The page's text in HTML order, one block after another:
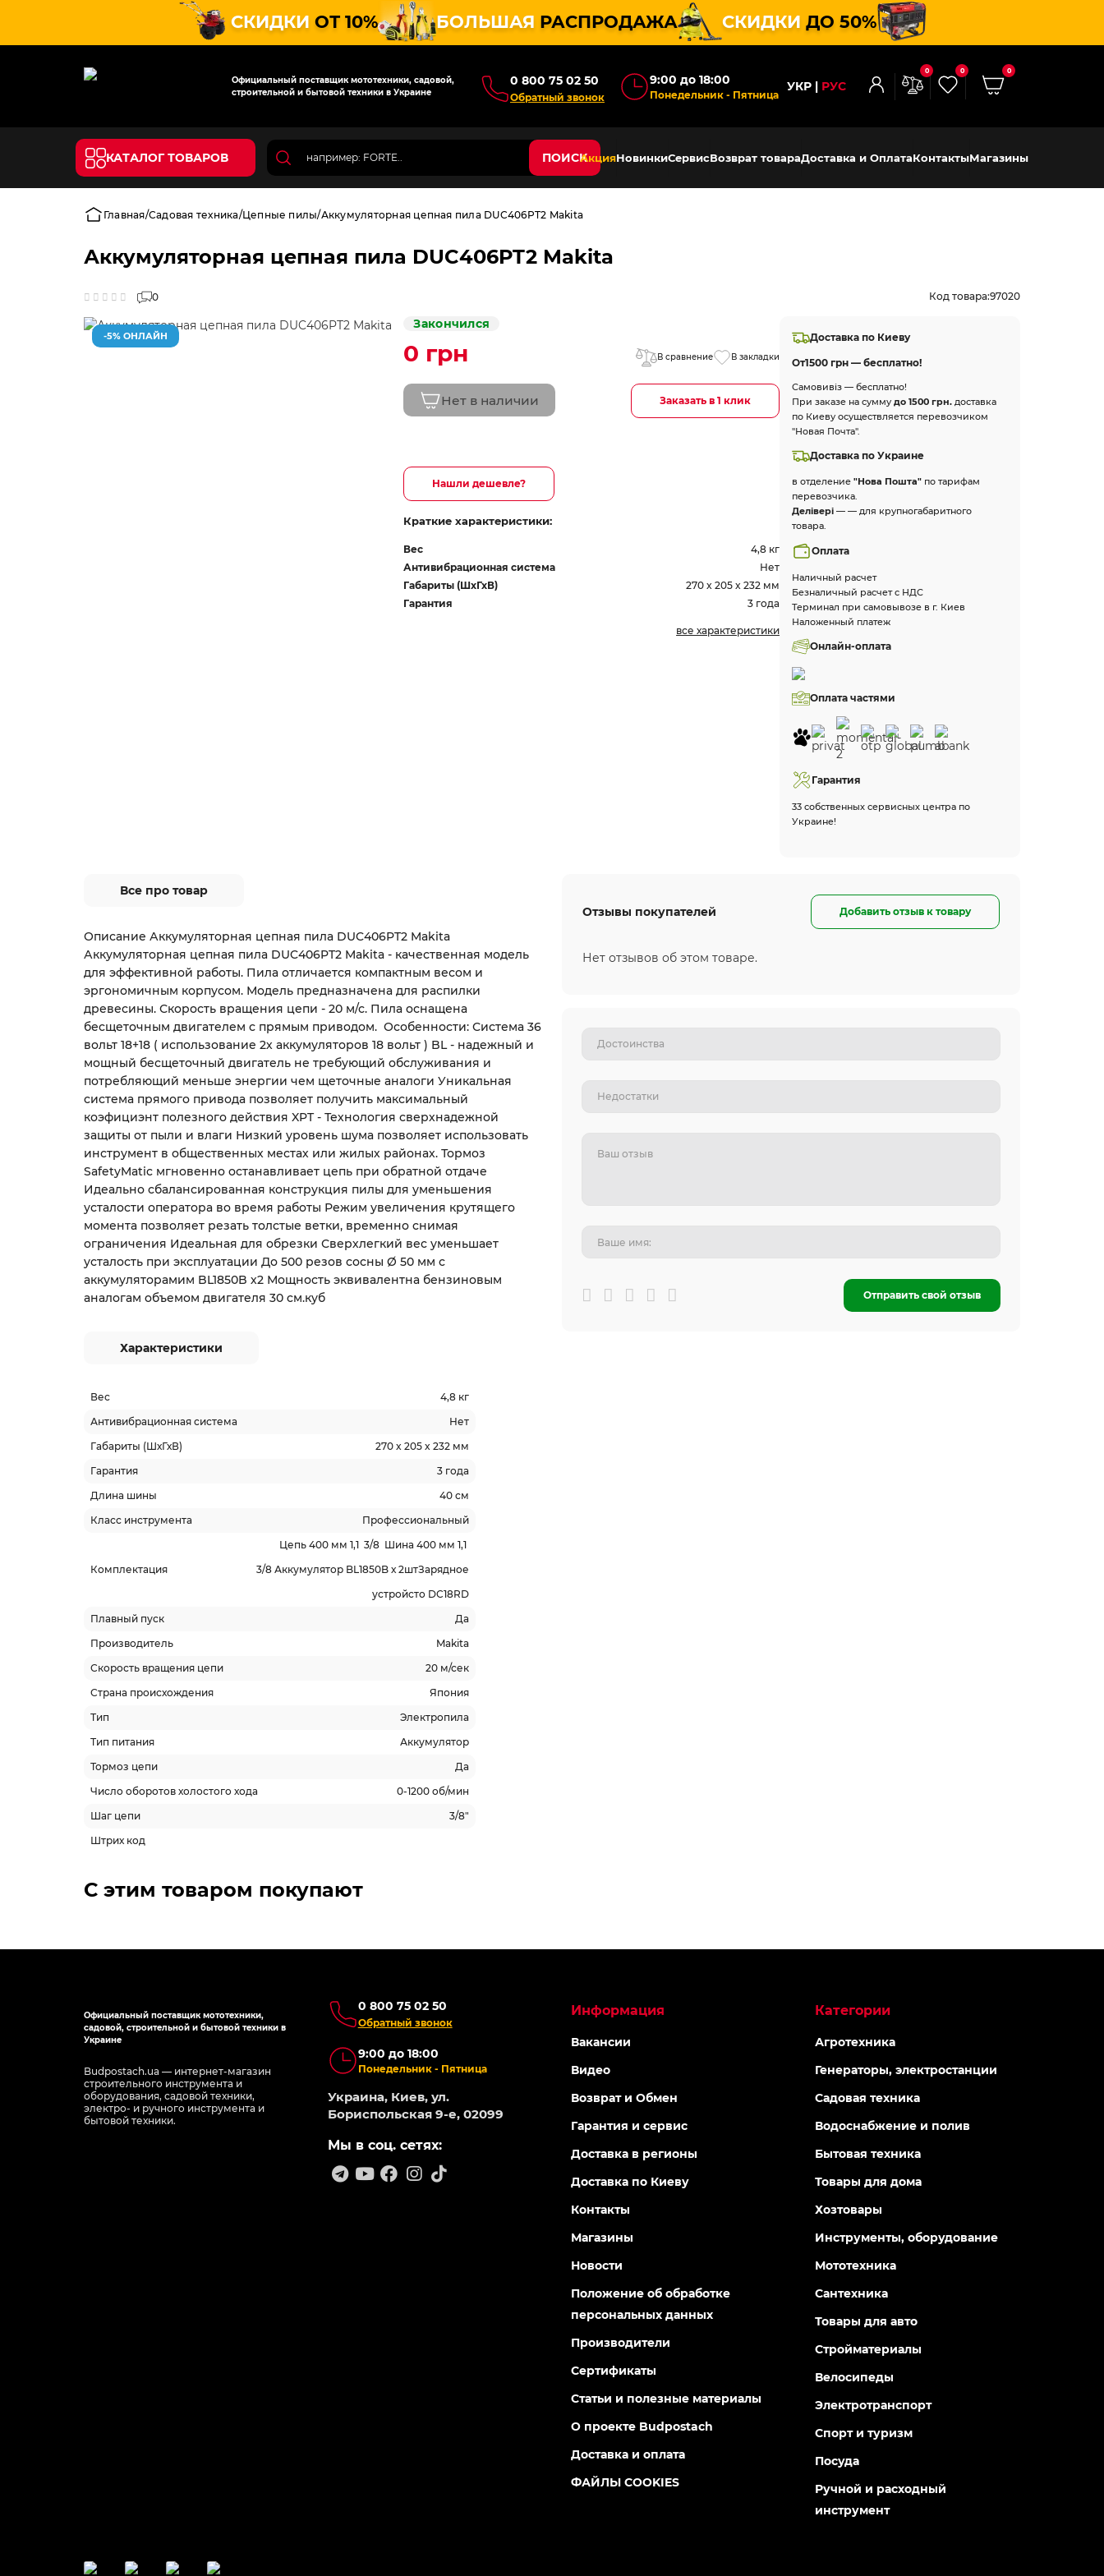
СКИДКИ ОТ 10% БОЛЬШАЯ РАСПРОДАЖА СКИДКИ ДО 50%
Официальный поставщик мототехники, садовой,
строительной и бытовой техники в Украине
0 800 75 02 50
Обратный звонок
9:00 до 18:00
Понедельник - Пятница
УКР РУС
0 0 0
КАТАЛОГ ТОВАРОВ ПОИСКАкцияНовинкиСервисВозврат товараДоставка и ОплатаКонтактыМагазины
Главная Садовая техника Цепные пилы Аккумуляторная цепная пила DUC406PT2 Makita
Аккумуляторная цепная пила DUC406PT2 Makita
0 Код товара:97020
-5% ОНЛАЙН
Закончился
0 грн В сравнение В закладки
Нет в наличии Заказать в 1 клик
Нашли дешевле?
Краткие характеристики:
Вес
4,8 кг
Антивибрационная система
Нет
Габариты (ШхГхВ)
270 x 205 x 232 мм
Гарантия
3 года
все характеристики
Доставка по Киеву
От1500 грн — бесплатно!
Самовивіз — бесплатно!
При заказе на суммудо 1500 грн. доставка
по Киеву осуществляется перевозчиком
"Новая Почта".
Доставка по Украине
в отделение"Нова Пошта" по тарифам
перевозчика.
Делівері — — для крупногабаритного
товара.
Оплата
Наличный расчет
Безналичный расчет с НДС
Терминал при самовывозе в г. Киев
Наложенный платеж
Онлайн-оплата
Оплата частями
Гарантия
33 собственных сервисных центра по
Украине!
Все про товар
Описание Аккумуляторная цепная пила DUC406PT2 Makita
Аккумуляторная цепная пила DUC406PT2 Makita - качественная модель
для эффективной работы. Пила отличается компактным весом и
эргономичным корпусом. Модель предназначена для распилки
древесины. Скорость вращения цепи - 20 м/с. Пила оснащена
бесщеточным двигателем с прямым приводом. Особенности: Система 36
вольт 18+18 ( использование 2х аккумуляторов 18 вольт ) BL - надежный и
мощный бесщеточный двигатель не требующий обслуживания и
потребляющий меньше энергии чем щеточные аналоги Уникальная
система прямого привода позволяет получить максимальный
коэфициэнт полезного действия XPT - Технология сверхнадежной
защиты от пыли и влаги Низкий уровень шума позволяет использовать
инструмент в общественных местах или жилых районах. Тормоз
SafetyMatic мгновенно останавливает цепь при обратной отдаче
Идеально сбалансированная конструкция пилы для уменьшения
усталости оператора во время работы Режим увеличения крутящего
момента позволяет резать толстые ветки, временно снимая
ограничения Идеальная для обрезки Сверхлегкий вес уменьшает
усталость при эксплуатации До 500 резов сосны Ø 50 мм с
аккумуляторамим BL1850B х2 Мощность эквивалентна бензиновым
аналогам объемом двигателя 30 cм.куб
Характеристики
Вес
4,8 кг
Антивибрационная система
Нет
Габариты (ШхГхВ)
270 x 205 x 232 мм
Гарантия
3 года
Длина шины
40 см
Класс инструмента
Профессиональный
Комплектация
Цепь 400 мм 1,1 3/8 Шина 400 мм 1,1
3/8 Аккумулятор BL1850B х 2штЗарядное
устройсто DC18RD
Плавный пуск
Да
Производитель
Makita
Скорость вращения цепи
20 м/сек
Страна происхождения
Япония
Тип
Электропила
Тип питания
Аккумулятор
Тормоз цепи
Да
Число оборотов холостого хода
0-1200 об/мин
Шаг цепи
3/8"
Штрих код
Отзывы покупателей Добавить отзыв к товару
Нет отзывов об этом товаре.
Отправить свой отзыв
С этим товаром покупают
Официальный поставщик мототехники,
садовой, строительной и бытовой техники в
Украине
Budpostach.ua — интернет-магазин
строительного инструмента и
оборудования, садовой техники,
электро- и ручного инструмента и
бытовой техники.
0 800 75 02 50
Обратный звонок
9:00 до 18:00
Понедельник - Пятница
Украина, Киев, ул.
Бориспольская 9-е, 02099
Мы в соц. сетях:
Информация
Вакансии
Видео
Возврат и Обмен
Гарантия и сервис
Доставка в регионы
Доставка по Киеву
Контакты
Магазины
Новости
Положение об обработке
персональных данных
Производители
Сертификаты
Статьи и полезные материалы
О проекте Budpostach
Доставка и оплата
ФАЙЛЫ COOKIES
Категории
Агротехника
Генераторы, электростанции
Садовая техника
Водоснабжение и полив
Бытовая техника
Товары для дома
Хозтовары
Инструменты, оборудование
Мототехника
Сантехника
Товары для авто
Стройматериалы
Велосипеды
Электротранспорт
Спорт и туризм
Посуда
Ручной и расходный
инструмент